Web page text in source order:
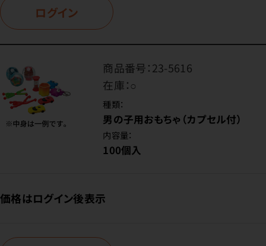
ログイン
商品番号：23-5616
在庫：○
種類：
男の子用おもちゃ（カプセル付）
内容量：
100個入
価格はログイン後表示